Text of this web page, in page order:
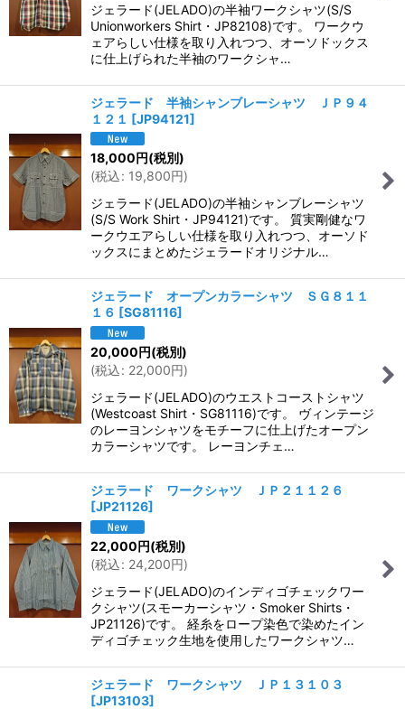
ジェラード(JELADO)の半袖ワークシャツ(S/S
Unionworkers Shirt・JP82108)です。 ワークウ
ェアらしい仕様を取り入れつつ、オーソドックス
に仕上げられた半袖のワークシャ…
ジェラード 半袖シャンブレーシャツ ＪＰ９４
１２１ [JP94121]
18,000円(税別)
(税込: 19,800円)
ジェラード(JELADO)の半袖シャンブレーシャツ
(S/S Work Shirt・JP94121)です。 質実剛健なワ
ークウエアらしい仕様を取り入れつつ、オーソド
ックスにまとめたジェラードオリジナル…
ジェラード オープンカラーシャツ ＳＧ８１１
１６ [SG81116]
20,000円(税別)
(税込: 22,000円)
ジェラード(JELADO)のウエストコーストシャツ
(Westcoast Shirt・SG81116)です。 ヴィンテージ
のレーヨンシャツをモチーフに仕上げたオープン
カラーシャツです。 レーヨンチェ…
ジェラード ワークシャツ ＪＰ２１１２６
[JP21126]
22,000円(税別)
(税込: 24,200円)
ジェラード(JELADO)のインディゴチェックワー
クシャツ(スモーカーシャツ・Smoker Shirts・
JP21126)です。 経糸をロープ染色で染めたイン
ディゴチェック生地を使用したワークシャツ…
ジェラード ワークシャツ ＪＰ１３１０３
[JP13103]